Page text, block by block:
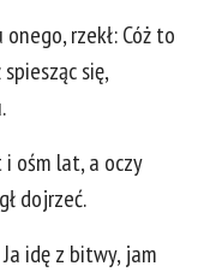
onego, rzekł: Cóż to
się,
ośm lat, a oczy
dojrzeć.
idę z bitwy, jam